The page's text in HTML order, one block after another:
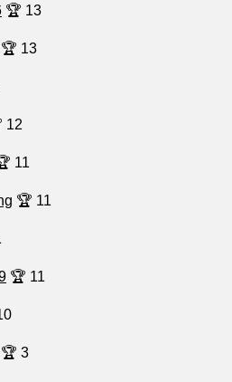
🏆 13
🏆 13
12
11
🏆 11
🏆 11
🏆 3